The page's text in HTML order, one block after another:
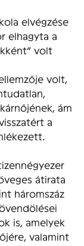
elvégzése
elhagyta a
volt
volt,
ám
a
átirata
háromszáz
is, amelyek
valamint